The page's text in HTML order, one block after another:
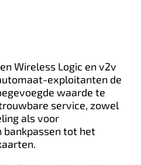
Wireless Logic en v2v
exploitanten de
waarde te
service, zowel
als voor
tot het